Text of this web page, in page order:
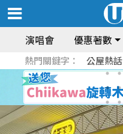
演唱會 優惠著數
熱門關鍵字： 公屋熱話